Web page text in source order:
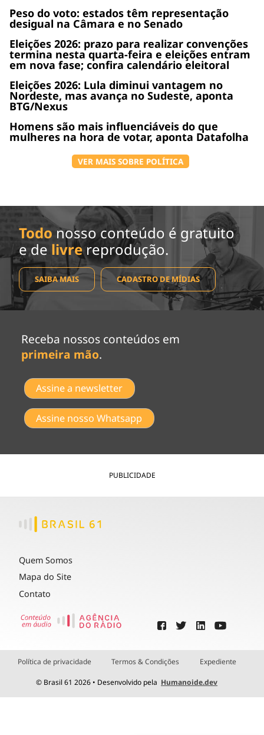
Peso do voto: estados têm representação
desigual na Câmara e no Senado
Eleições 2026: prazo para realizar convenções
termina nesta quarta-feira e eleições entram
em nova fase; confira calendário eleitoral
Eleições 2026: Lula diminui vantagem no
Nordeste, mas avança no Sudeste, aponta
BTG/Nexus
Homens são mais influenciáveis do que
mulheres na hora de votar, aponta Datafolha
VER MAIS SOBRE POLÍTICA
Todo nosso conteúdo é gratuito
e de livrereprodução.
SAIBA MAIS CADASTRO DE MÍDIAS
Receba nossos conteúdos em
primeira mão.
Assine a newsletter
Assine nosso Whatsapp
PUBLICIDADE
Quem Somos
Mapa do Site
Contato
Política de privacidade Termos & Condições Expediente
© Brasil 61 2026 • Desenvolvido pela Humanoide.dev